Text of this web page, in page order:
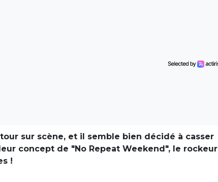
sur scène, et il semble bien décidé à casser
concept de "No Repeat Weekend", le rockeur
!